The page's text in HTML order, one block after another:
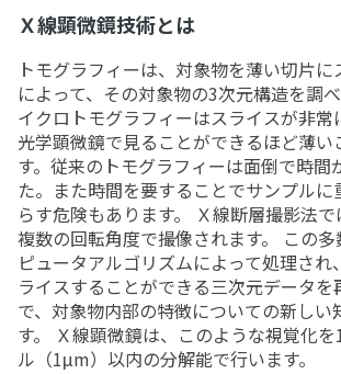
Ｘ線顕微鏡技術とは
トモグラフィーは、対象物を薄い切片に
によって、その対象物の3次元構造を調
イクロトモグラフィーはスライスが非常
光学顕微鏡で見ることができるほど薄い
す。従来のトモグラフィーは面倒で時間
た。また時間を要することでサンプルに
らす危険もあります。 Ｘ線断層撮影法
複数の回転角度で撮像されます。 この
ピュータアルゴリズムによって処理され
ライスすることができる三次元データを
で、対象物内部の特徴についての新しい
す。 Ｘ線顕微鏡は、このような視覚化
ル（1μm）以内の分解能で行います。